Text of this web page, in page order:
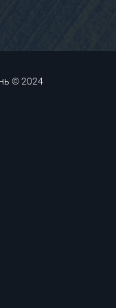
© 2024